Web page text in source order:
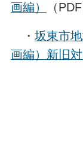
画編）
（PDF
・ 坂東市
画編）新旧